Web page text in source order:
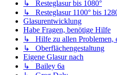
↳ Resteglasur bis 1080°
↳ Resteglasur 1100° bis
Glasurentwicklung
Habe Fragen, benötige Hilfe
↳ Hilfe zu allen Problemen,
↳ Oberflächengestaltung
Eigene Glasur nach
↳ Bailey 6a